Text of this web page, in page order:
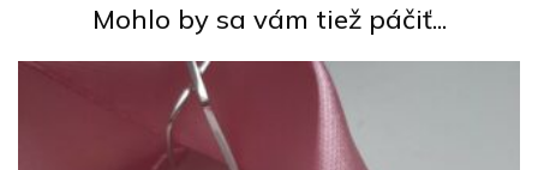
Mohlo by sa vám tiež páčiť...